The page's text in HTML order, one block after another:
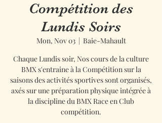
Compétition des
Lundis Soirs
Mon, Nov 03
  |
Baie-Mahault
Chaque Lundis soir, Nos cours de la culture
BMX s'entraine à la Compétition sur la
saisons des activités sportives sont organisés,
axés sur une préparation physique intégrée à
la discipline du BMX Race en Club
compétition.